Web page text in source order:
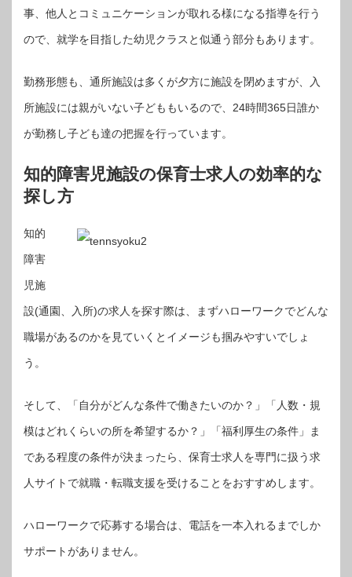
事、他人とコミュニケーションが取れる様になる指導を行う
ので、就学を目指した幼児クラスと似通う部分もあります。
勤務形態も、通所施設は多くが夕方に施設を閉めますが、入
所施設には親がいない子どももいるので、24時間365日誰か
が勤務し子ども達の把握を行っています。
知的障害児施設の保育士求人の効率的な
探し方
知的
障害
児施
設(通園、入所)の求人を探す際は、まずハローワークでどんな
職場があるのかを見ていくとイメージも掴みやすいでしょ
う。
そして、「自分がどんな条件で働きたいのか？」「人数・規
模はどれくらいの所を希望するか？」「福利厚生の条件」ま
である程度の条件が決まったら、保育士求人を専門に扱う求
人サイトで就職・転職支援を受けることをおすすめします。
ハローワークで応募する場合は、電話を一本入れるまでしか
サポートがありません。